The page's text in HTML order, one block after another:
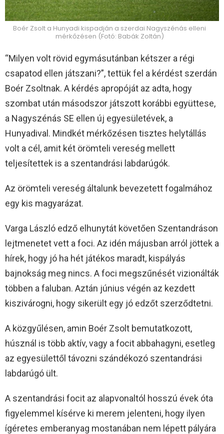
Boér Zsolt a Hunyadi kispadján a szerdai Nagyszénás elleni
mérkőzésen (Fotó: Babák Zoltán)
“Milyen volt rövid egymásutánban kétszer a régi
csapatod ellen játszani?”, tettük fel a kérdést szerdán
Boér Zsoltnak. A kérdés apropóját az adta, hogy
szombat után másodszor játszott korábbi együttese,
a Nagyszénás SE ellen új egyesületévek, a
Hunyadival. Mindkét mérkőzésen tisztes helytállás
volt a cél, amit két örömteli vereség mellett
teljesítettek is a szentandrási labdarúgók.
Az örömteli vereség általunk bevezetett fogalmához
egy kis magyarázat.
Varga László edző elhunytát követően Szentandráson
lejtmenetet vett a foci. Az idén májusban arról jöttek a
hírek, hogy jó ha hét játékos maradt, kispályás
bajnokság meg nincs. A foci megszűnését vizionálták
többen a faluban. Aztán június végén az kezdett
kiszivárogni, hogy sikerült egy jó edzőt szerződtetni.
A közgyűlésen, amin Boér Zsolt bemutatkozott,
húsznál is több aktív, vagy a focit abbahagyni, esetleg
az egyesülettől távozni szándékozó szentandrási
labdarúgó ült.
A szentandrási focit az alapvonaltól hosszú évek óta
figyelemmel kísérve ki merem jelenteni, hogy ilyen
ígéretes emberanyag mostanában nem lépett pályára